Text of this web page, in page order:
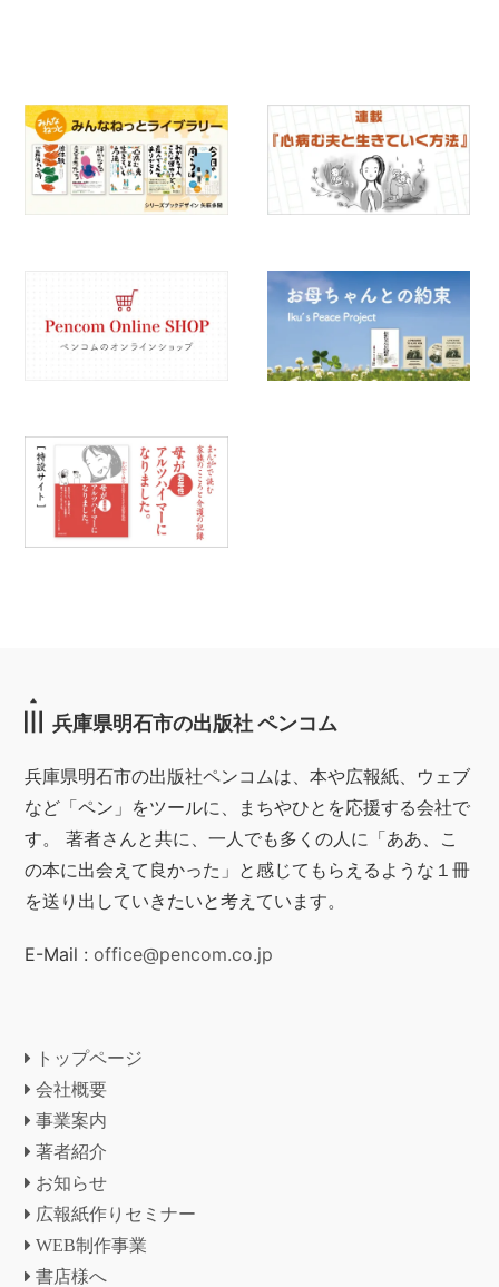
兵庫県明石市の出版社 ペンコム
兵庫県明石市の出版社ペンコムは、本や広報紙、ウェブ
など「ペン」をツールに、まちやひとを応援する会社で
す。 著者さんと共に、一人でも多くの人に「ああ、こ
の本に出会えて良かった」と感じてもらえるような１冊
を送り出していきたいと考えています。
E-Mail :office@pencom.co.jp
トップページ
会社概要
事業案内
著者紹介
お知らせ
広報紙作りセミナー
WEB制作事業
書店様へ